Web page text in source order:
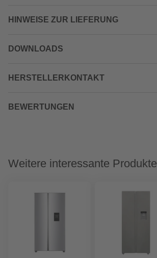
HINWEISE ZUR LIEFERUNG
DOWNLOADS
HERSTELLERKONTAKT
BEWERTUNGEN
Weitere interessante Produkte